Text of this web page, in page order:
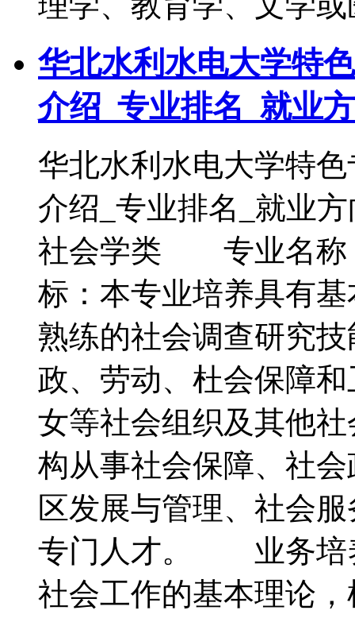
华北水利水电大学特
介绍_专业排名_就业
华北水利水电大学特
介绍_专业排名_就
社会学类 专业名称
标：本专业培养具有
熟练的社会调查研究
政、劳动、杜会保障
女等社会组织及其他
构从事社会保障、社
区发展与管理、社会
专门人才。 业务培
社会工作的基本理论